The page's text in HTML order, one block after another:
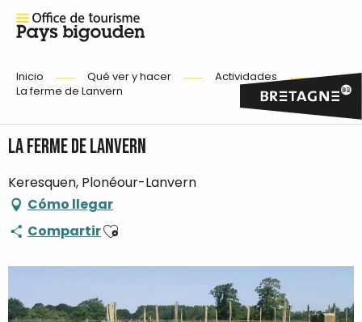
Inicio Qué ver y hacer
Actividades
La ferme de Lanvern
La ferme de Lanvern
Keresquen, Plonéour-Lanvern
Cómo llegar
CompartirAjouter aux favoris